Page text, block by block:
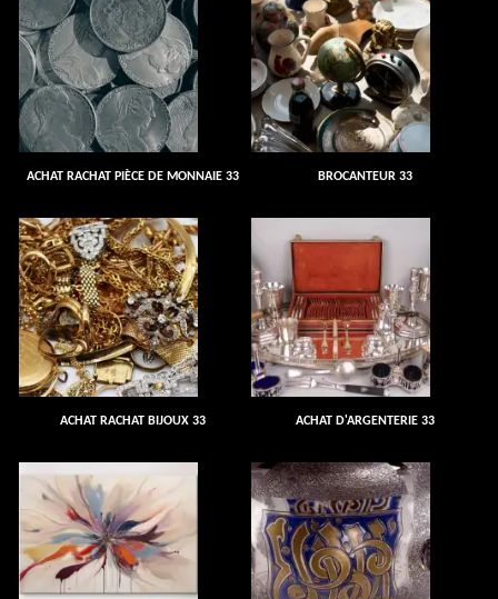
ACHAT RACHAT PIÈCE DE MONNAIE 33 BROCANTEUR 33
ACHAT RACHAT BIJOUX 33 ACHAT D'ARGENTERIE 33